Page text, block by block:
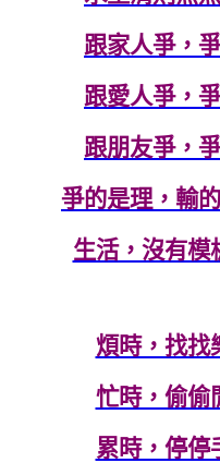
跟家人爭，
跟愛人爭，
跟朋友爭，
爭的是理，輸
生活，沒有模
煩時，找找
忙時，偷偷
累時，停停